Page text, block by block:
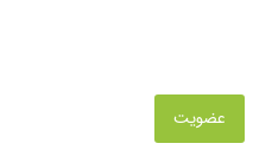
عضویت